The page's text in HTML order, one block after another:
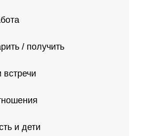
/ получить
и дети